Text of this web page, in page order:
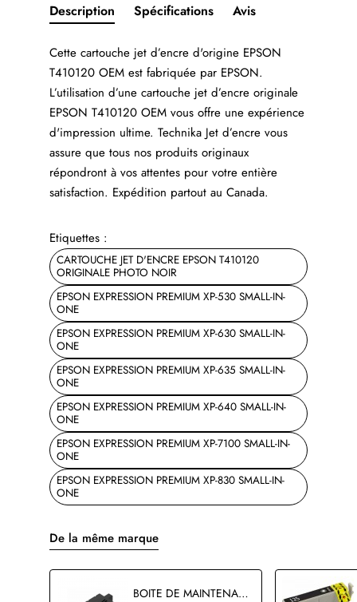
Description Spécifications Avis
Cette cartouche jet d’encre d'origine EPSON
T410120 OEM est fabriquée par EPSON.
L’utilisation d’une cartouche jet d’encre originale
EPSON T410120 OEM vous offre une expérience
d'impression ultime. Technika Jet d’encre vous
assure que tous nos produits originaux
répondront à vos attentes pour votre entière
satisfaction. Expédition partout au Canada.
Etiquettes :
CARTOUCHE JET D'ENCRE EPSON T410120
ORIGINALE PHOTO NOIR
EPSON EXPRESSION PREMIUM XP-530 SMALL-IN-
ONE
EPSON EXPRESSION PREMIUM XP-630 SMALL-IN-
ONE
EPSON EXPRESSION PREMIUM XP-635 SMALL-IN-
ONE
EPSON EXPRESSION PREMIUM XP-640 SMALL-IN-
ONE
EPSON EXPRESSION PREMIUM XP-7100 SMALL-IN-
ONE
EPSON EXPRESSION PREMIUM XP-830 SMALL-IN-
ONE
De la même marque
BOITE DE MAINTENANCE EPSON T3661 COMPATIBLE